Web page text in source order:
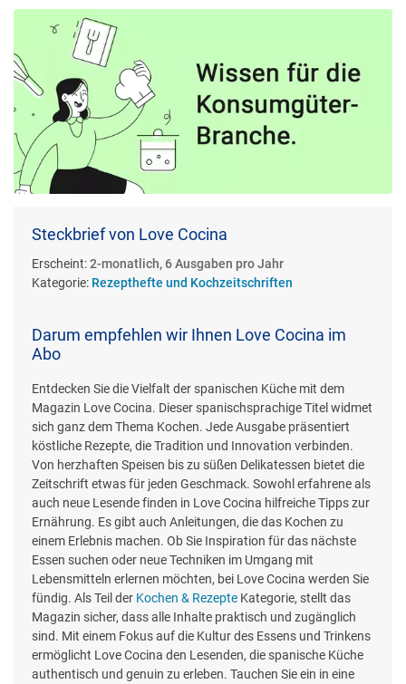
Steckbrief von Love Cocina
Erscheint:2-monatlich, 6 Ausgaben pro Jahr
Kategorie: Rezepthefte und Kochzeitschriften
Darum empfehlen wir Ihnen Love Cocina im
Abo
Entdecken Sie die Vielfalt der spanischen Küche mit dem
Magazin Love Cocina. Dieser spanischsprachige Titel widmet
sich ganz dem Thema Kochen. Jede Ausgabe präsentiert
köstliche Rezepte, die Tradition und Innovation verbinden.
Von herzhaften Speisen bis zu süßen Delikatessen bietet die
Zeitschrift etwas für jeden Geschmack. Sowohl erfahrene als
auch neue Lesende finden in Love Cocina hilfreiche Tipps zur
Ernährung. Es gibt auch Anleitungen, die das Kochen zu
einem Erlebnis machen. Ob Sie Inspiration für das nächste
Essen suchen oder neue Techniken im Umgang mit
Lebensmitteln erlernen möchten, bei Love Cocina werden Sie
fündig. Als Teil der Kochen & Rezepte Kategorie, stellt das
Magazin sicher, dass alle Inhalte praktisch und zugänglich
sind. Mit einem Fokus auf die Kultur des Essens und Trinkens
ermöglicht Love Cocina den Lesenden, die spanische Küche
authentisch und genuin zu erleben. Tauchen Sie ein in eine